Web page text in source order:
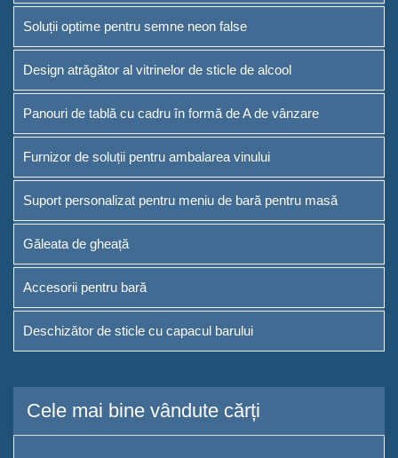
Soluții optime pentru semne neon false
Design atrăgător al vitrinelor de sticle de alcool
Panouri de tablă cu cadru în formă de A de vânzare
Furnizor de soluții pentru ambalarea vinului
Suport personalizat pentru meniu de bară pentru masă
Găleata de gheață
Accesorii pentru bară
Deschizător de sticle cu capacul barului
Cele mai bine vândute cărți